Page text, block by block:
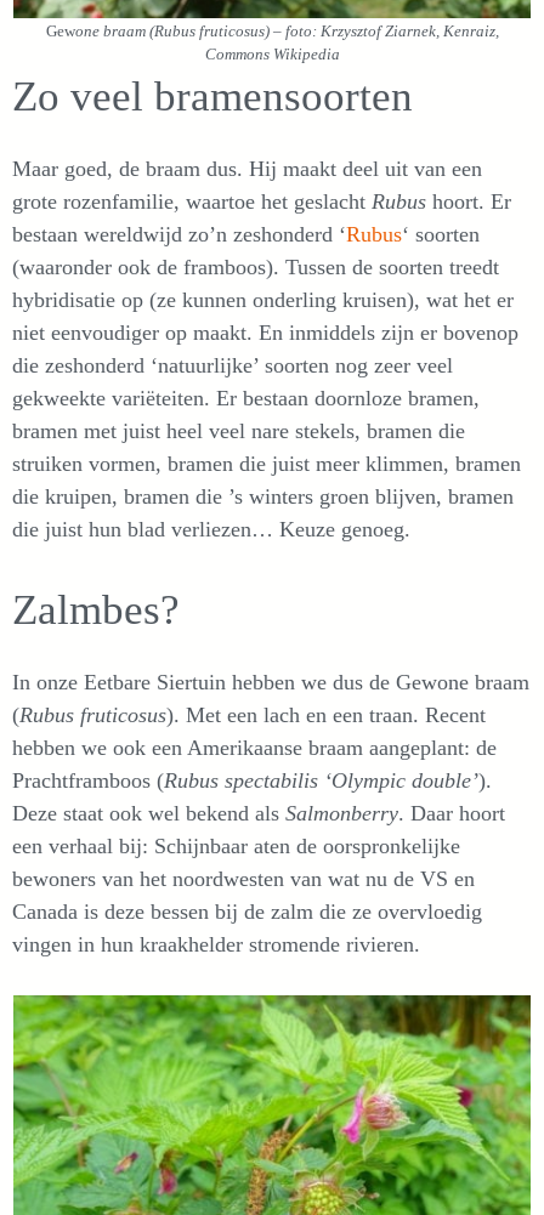
Gewone braam (Rubus fruticosus) – foto: Krzysztof Ziarnek, Kenraiz,
Commons Wikipedia
Zo veel bramensoorten
Maar goed, de braam dus. Hij maakt deel uit van een
grote rozenfamilie, waartoe het geslacht Rubus hoort. Er
bestaan wereldwijd zo’n zeshonderd ‘Rubus‘ soorten
(waaronder ook de framboos). Tussen de soorten treedt
hybridisatie op (ze kunnen onderling kruisen), wat het er
niet eenvoudiger op maakt. En inmiddels zijn er bovenop
die zeshonderd ‘natuurlijke’ soorten nog zeer veel
gekweekte variëteiten. Er bestaan doornloze bramen,
bramen met juist heel veel nare stekels, bramen die
struiken vormen, bramen die juist meer klimmen, bramen
die kruipen, bramen die ’s winters groen blijven, bramen
die juist hun blad verliezen… Keuze genoeg.
Zalmbes?
In onze Eetbare Siertuin hebben we dus de Gewone braam
(Rubus fruticosus). Met een lach en een traan. Recent
hebben we ook een Amerikaanse braam aangeplant: de
Prachtframboos (Rubus spectabilis ‘Olympic double’).
Deze staat ook wel bekend als Salmonberry. Daar hoort
een verhaal bij: Schijnbaar aten de oorspronkelijke
bewoners van het noordwesten van wat nu de VS en
Canada is deze bessen bij de zalm die ze overvloedig
vingen in hun kraakhelder stromende rivieren.